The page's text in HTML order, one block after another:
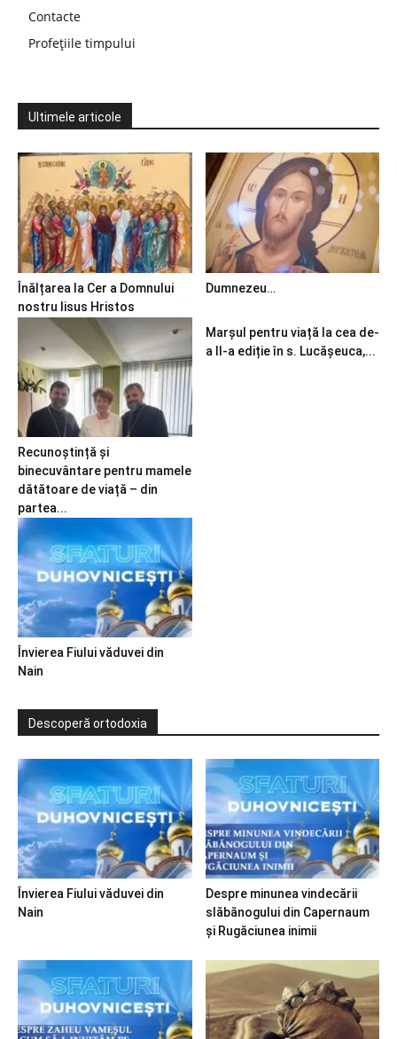
Contacte
Profețiile timpului
Ultimele articole
Înălțarea la Cer a Domnului
nostru Iisus Hristos
Dumnezeu…
Recunoștință și
binecuvântare pentru mamele
dătătoare de viață – din
partea...
Marșul pentru viață la cea de-
a II-a ediție în s. Lucășeuca,...
Învierea Fiului văduvei din
Nain
Descoperă ortodoxia
Învierea Fiului văduvei din
Nain
Despre minunea vindecării
slăbănogului din Capernaum
și Rugăciunea inimii